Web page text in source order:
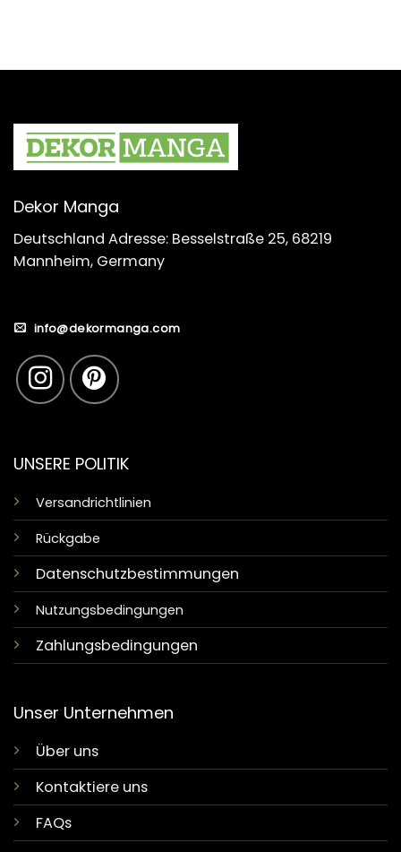
Dekor Manga
Deutschland Adresse: Besselstraße 25, 68219
Mannheim, Germany
info@dekormanga.com
UNSERE POLITIK
Versandrichtlinien
Rückgabe
Datenschutzbestimmungen
Nutzungsbedingungen
Zahlungsbedingungen
Unser Unternehmen
Über uns
Kontaktiere uns
FAQs